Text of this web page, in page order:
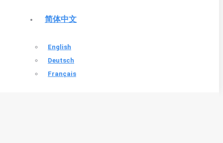
简体中文
English
Deutsch
Français